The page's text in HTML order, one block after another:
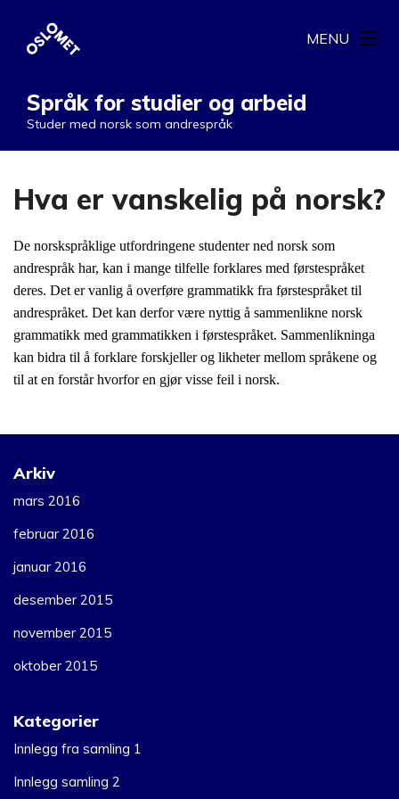
Språk for studier og arbeid
Studer med norsk som andrespråk
MENU
Hva er vanskelig på norsk?
De norskspråklige utfordringene studenter ned norsk som
andrespråk har, kan i mange tilfelle forklares med førstespråket
deres. Det er vanlig å overføre grammatikk fra førstespråket til
andrespråket. Det kan derfor være nyttig å sammenlikne norsk
grammatikk med grammatikken i førstespråket. Sammenlikninga
kan bidra til å forklare forskjeller og likheter mellom språkene og
til at en forstår hvorfor en gjør visse feil i norsk.
Arkiv
mars 2016
februar 2016
januar 2016
desember 2015
november 2015
oktober 2015
Kategorier
Innlegg fra samling 1
Innlegg samling 2